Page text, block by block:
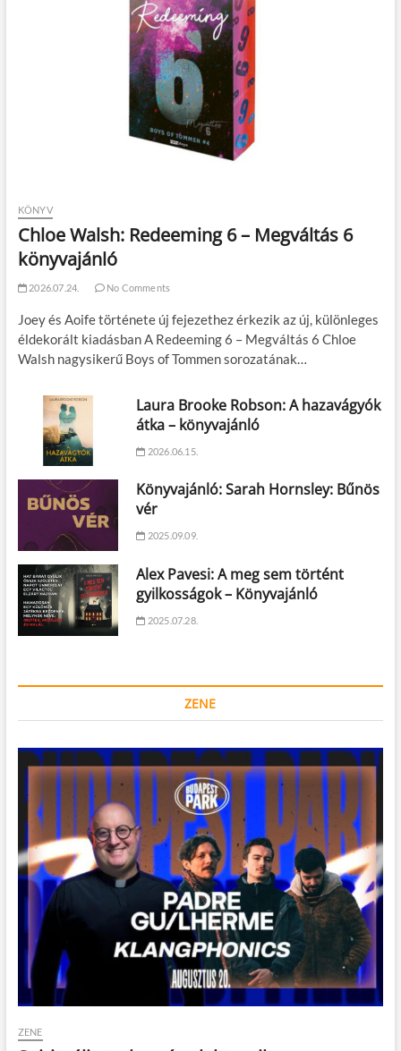
KÖNYV
Chloe Walsh: Redeeming 6 – Megváltás 6
könyvajánló
2026.07.24. No Comments
Joey és Aoife története új fejezethez érkezik az új, különleges
éldekorált kiadásban A Redeeming 6 – Megváltás 6 Chloe
Walsh nagysikerű Boys of Tommen sorozatának…
Laura Brooke Robson: A hazavágyók
átka – könyvajánló
2026.06.15.
Könyvajánló: Sarah Hornsley: Bűnös
vér
2025.09.09.
Alex Pavesi: A meg sem történt
gyilkosságok – Könyvajánló
2025.07.28.
ZENE
ZENE